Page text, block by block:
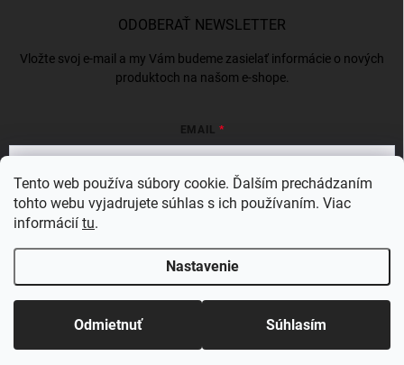
Tento web používa súbory cookie. Ďalším prechádzaním
tohto webu vyjadrujete súhlas s ich používaním. Viac
informácií tu.
Nastavenie
Odmietnuť Súhlasím
ODOBERAŤ NEWSLETTER
Vložte svoj e-mail a my Vám budeme zasielať informácie o nových
produktoch na našom e-shope.
EMAIL
Vložením e-mailu súhlasíte s
Prihlásiť sa
Vytvoril Shoptet
Copyright 2026 . Všetky práva vyhradené.